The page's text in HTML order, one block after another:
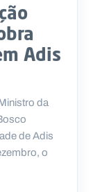
Adis
da
de Adis
o